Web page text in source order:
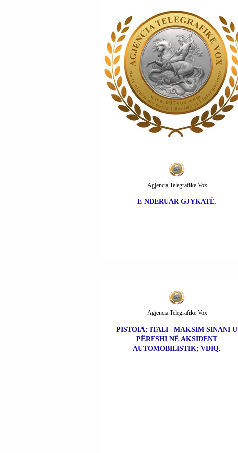
E NDERUAR GJYKATË.
Agjencia Telegrafike Vox
PISTOIA; ITALI | MAKSIM SINANI U
PËRFSHI NË AKSIDENT
AUTOMOBILISTIK; VDIQ.
Agjencia Telegrafike Vox